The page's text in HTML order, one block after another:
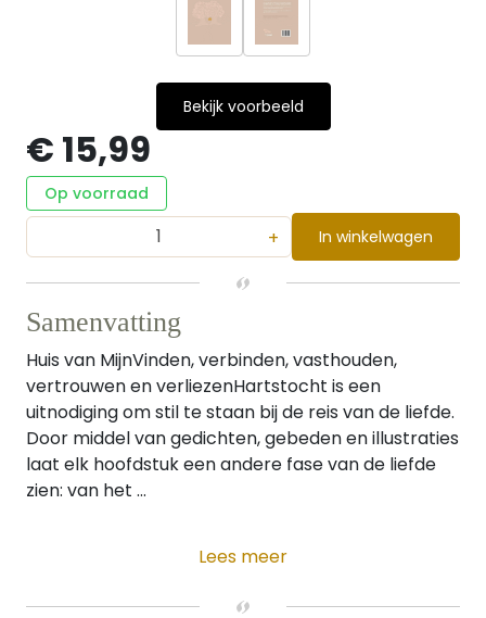
Bekijk voorbeeld
€ 15,99
Op voorraad
+ In winkelwagen
Samenvatting
Huis van MijnVinden, verbinden, vasthouden,
vertrouwen en verliezenHartstocht is een
uitnodiging om stil te staan bij de reis van de liefde.
Door middel van gedichten, gebeden en illustraties
laat elk hoofdstuk een andere fase van de liefde
zien: van het ...
Lees meer